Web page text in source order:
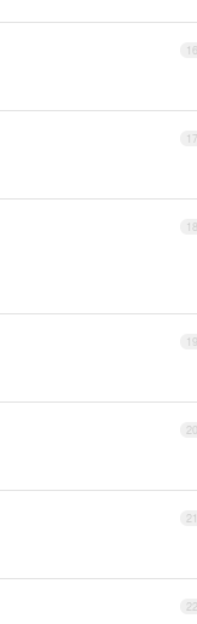
16
17
18
19
20
21
22